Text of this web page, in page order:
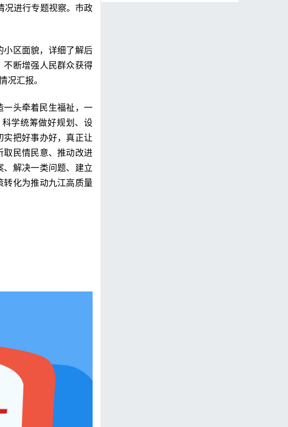
况进行专题视察。市政
小区面貌，详细了解后
不断增强人民群众获得
况汇报。
一头牵着民生福祉，一
学统筹做好规划、设
把好事办好，真正让
取民情民意、推动改进
解决一类问题、建立
化为推动九江高质量